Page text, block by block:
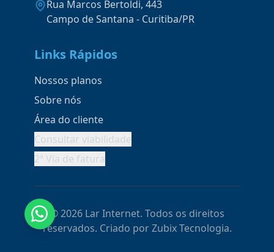
Rua Marcos Bertoldi, 443
Campo de Santana - Curitiba/PR
Links Rápidos
Nossos planos
Sobre nós
Área do cliente
Consultar viabilidade
2ª Via de fatura
© 2026 Lar Internet. Todos os direitos
reservados. Criado por Zubix Tecnologia.